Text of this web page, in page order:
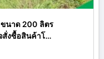
นาด 200 ลิตร
สั่งซื้อสินค้าโ…